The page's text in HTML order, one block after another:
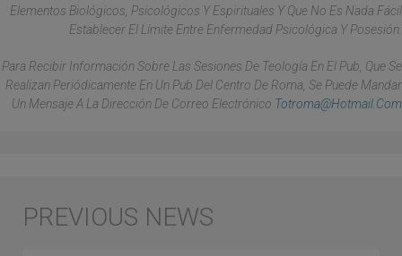
Elementos Biológicos, Psicológicos Y Espirituales Y Que No Es Nada Fácil
Establecer El Límite Entre Enfermedad Psicológica Y Posesión.
Para Recibir Información Sobre Las Sesiones De Teología En El Pub, Que Se
Realizan Periódicamente En Un Pub Del Centro De Roma, Se Puede Mandar
Un Mensaje A La Dirección De Correo Electrónico Totroma@hotmail.com